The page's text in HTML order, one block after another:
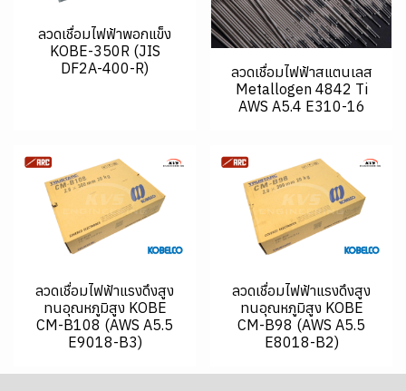
ลวดเชื่อมไฟฟ้าพอกแข็ง
KOBE-350R (JIS
DF2A-400-R)
ลวดเชื่อมไฟฟ้าสแตนเลส
Metallogen 4842 Ti
AWS A5.4 E310-16
ลวดเชื่อมไฟฟ้าแรงดึงสูง
ทนอุณหภูมิสูง KOBE
CM-B108 (AWS A5.5
E9018-B3)
ลวดเชื่อมไฟฟ้าแรงดึงสูง
ทนอุณหภูมิสูง KOBE
CM-B98 (AWS A5.5
E8018-B2)